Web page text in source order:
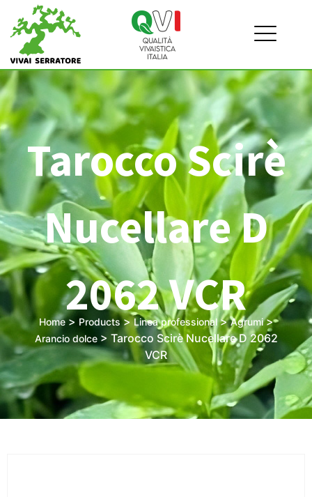
Tarocco Scirè
Nucellare D
2062 VCR
Home> Products>Linea professional>Agrumi>
Arancio dolce> Tarocco Scirè Nucellare D 2062
VCR